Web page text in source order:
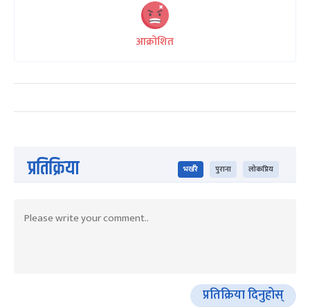
आक्रोशित
प्रतिक्रिया भर्खरै पुराना लोकप्रिय
प्रतिक्रिया दिनुहोस्